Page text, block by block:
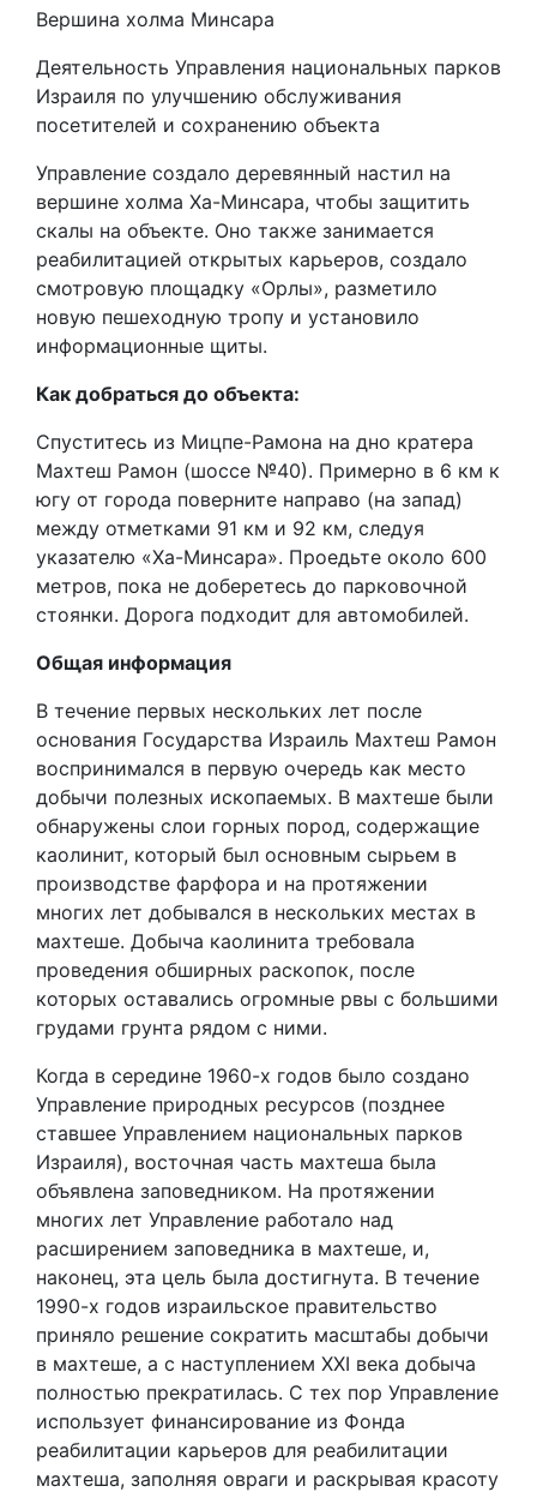
Вершина холма Минсара
Деятельность Управления национальных парков
Израиля по улучшению обслуживания
посетителей и сохранению объекта
Управление создало деревянный настил на
вершине холма Ха-Минсара, чтобы защитить
скалы на объекте. Оно также занимается
реабилитацией открытых карьеров, создало
смотровую площадку «Орлы», разметило
новую пешеходную тропу и установило
информационные щиты.
Как добраться до объекта:
Спуститесь из Мицпе-Рамона на дно кратера
Махтеш Рамон (шоссе №40). Примерно в 6 км к
югу от города поверните направо (на запад)
между отметками 91 км и 92 км, следуя
указателю «Ха-Минсара». Проедьте около 600
метров, пока не доберетесь до парковочной
стоянки. Дорога подходит для автомобилей.
Общая информация
В течение первых нескольких лет после
основания Государства Израиль Махтеш Рамон
воспринимался в первую очередь как место
добычи полезных ископаемых. В махтеше были
обнаружены слои горных пород, содержащие
каолинит, который был основным сырьем в
производстве фарфора и на протяжении
многих лет добывался в нескольких местах в
махтеше. Добыча каолинита требовала
проведения обширных раскопок, после
которых оставались огромные рвы с большими
грудами грунта рядом с ними.
Когда в середине 1960-х годов было создано
Управление природных ресурсов (позднее
ставшее Управлением национальных парков
Израиля), восточная часть махтеша была
объявлена заповедником. На протяжении
многих лет Управление работало над
расширением заповедника в махтеше, и,
наконец, эта цель была достигнута. В течение
1990-х годов израильское правительство
приняло решение сократить масштабы добычи
в махтеше, а с наступлением XXI века добыча
полностью прекратилась. С тех пор Управление
использует финансирование из Фонда
реабилитации карьеров для реабилитации
махтеша, заполняя овраги и раскрывая красоту